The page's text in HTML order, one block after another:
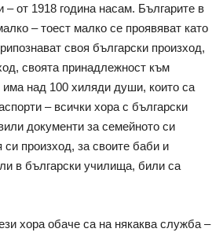
– от 1918 година насам. Българите в
– тоест малко се проявяват като
своя български произход,
своята принадлежност към
над 100 хиляди души, които са
– всички хора с български
документи за семейното си
си произход, за своите баби и
в български училища, били са
хора обаче са на някаква служба –